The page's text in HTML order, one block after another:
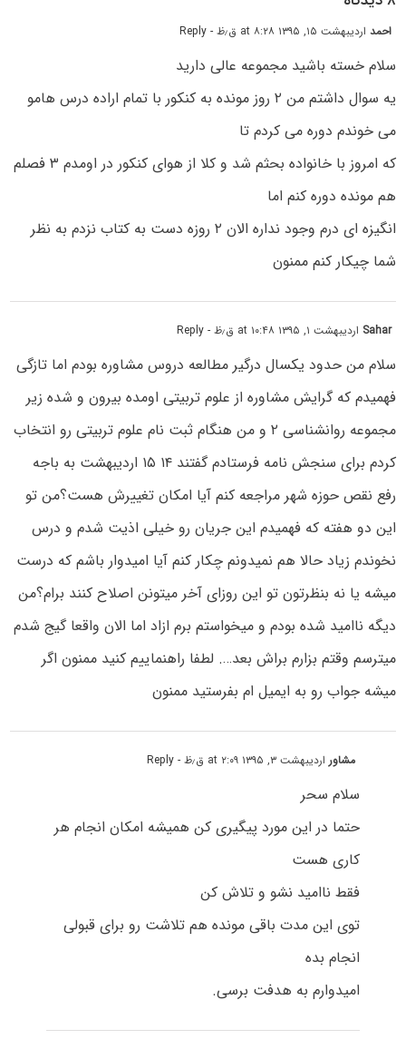
احمداردیبهشت ۱۵, ۱۳۹۵ at ۸:۲۸ ق٫ظ - Reply
سلام خسته باشید مجموعه عالی دارید
یه سوال داشتم من ۲ روز مونده به کنکور با تمام اراده درس هامو
می خوندم دوره می کردم تا
که امروز با خانواده بحثم شد و کلا از هوای کنکور در اومدم ۳ فصلم
هم مونده دوره کنم اما
انگیزه ای درم وجود نداره الان ۲ روزه دست به کتاب نزدم به نظر
شما چیکار کنم ممنون
Sahar اردیبهشت ۱, ۱۳۹۵ at ۱۰:۴۸ ق٫ظ - Reply
سلام من حدود یکسال درگیر مطالعه دروس مشاوره بودم اما تازگی
فهمیدم که گرایش مشاوره از علوم تربیتی اومده بیرون و شده زیر
مجموعه روانشناسی ۲ و من هنگام ثبت نام علوم تربیتی رو انتخاب
کردم برای سنجش نامه فرستادم گفتند ۱۴ ۱۵ اردیبهشت به باجه
رفع نقص حوزه شهر مراجعه کنم آیا امکان تغییرش هست؟من تو
این دو هفته که فهمیدم این جریان رو خیلی اذیت شدم و درس
نخوندم زیاد حالا هم نمیدونم چکار کنم آیا امیدوار باشم که درست
میشه یا نه بنظرتون تو این روزای آخر میتونن اصلاح کنند برام؟من
دیگه ناامید شده بودم و میخواستم برم ازاد اما الان واقعا گیج شدم
میترسم وقتم بزارم براش بعد…. لطفا راهنماییم کنید ممنون اگر
میشه جواب رو به ایمیل ام بفرستید ممنون
مشاوراردیبهشت ۳, ۱۳۹۵ at ۲:۰۹ ق٫ظ - Reply
سلام سحر
حتما در این مورد پیگیری کن همیشه امکان انجام هر
کاری هست
فقط ناامید نشو و تلاش کن
توی این مدت باقی مونده هم تلاشت رو برای قبولی
انجام بده
امیدوارم به هدفت برسی.